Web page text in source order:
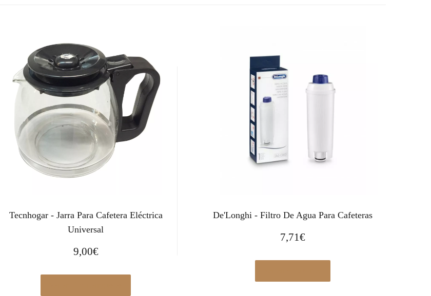
Tecnhogar - Jarra Para Cafetera Eléctrica
Universal
9,00€
De'Longhi - Filtro De Agua Para Cafeteras
7,71€